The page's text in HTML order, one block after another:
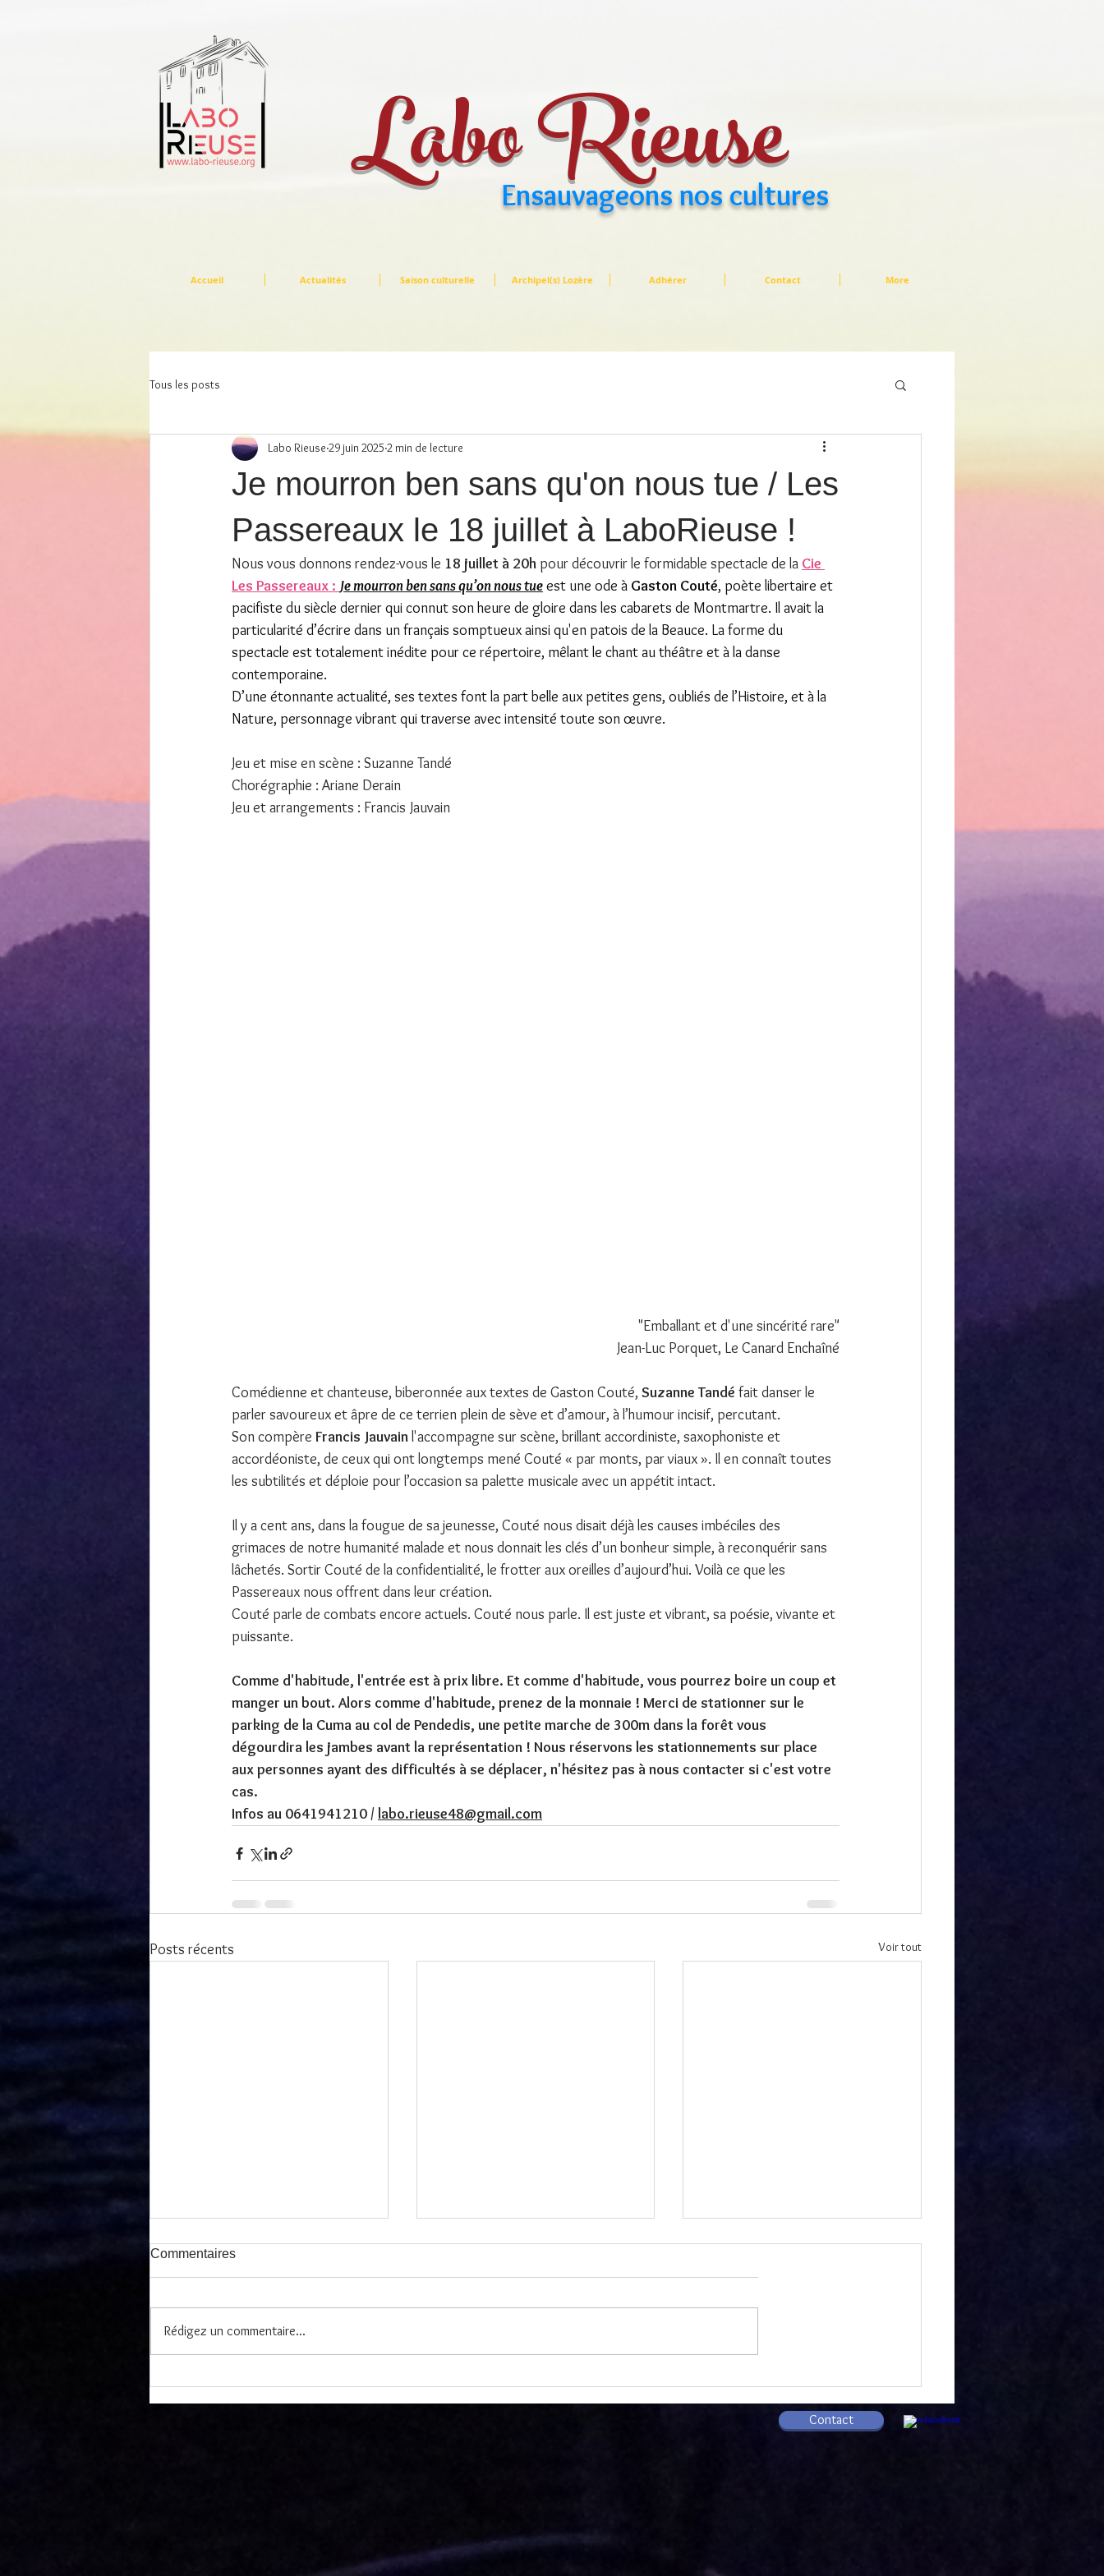
Labo Rieuse
Accueil Actualités Saison culturelle Archipel(s) Lozère Adhérer Contact More
Ensauvageons nos cultures
Tous les posts
Je mourron ben sans qu'on nous tue / Les
Passereaux le 18 juillet à LaboRieuse !
Labo Rieuse 29 juin 2025 2 min de lecture
Nous vous donnons rendez-vous le 18 juillet à 20h pour découvrir le formidable spectacle de la Cie
Les Passereaux : Je mourron ben sans qu’on nous tue est une ode à Gaston Couté, poète libertaire et
pacifiste du siècle dernier qui connut son heure de gloire dans les cabarets de Montmartre. Il avait la
particularité d’écrire dans un français somptueux ainsi qu'en patois de la Beauce. La forme du
spectacle est totalement inédite pour ce répertoire, mêlant le chant au théâtre et à la danse
contemporaine.
D’une étonnante actualité, ses textes font la part belle aux petites gens, oubliés de l’Histoire, et à la
Nature, personnage vibrant qui traverse avec intensité toute son œuvre.
Jeu et mise en scène : Suzanne Tandé
Chorégraphie : Ariane Derain
Jeu et arrangements : Francis Jauvain
"Emballant et d'une sincérité rare"
Jean-Luc Porquet, Le Canard Enchaîné
Comédienne et chanteuse, biberonnée aux textes de Gaston Couté, Suzanne Tandé fait danser le
parler savoureux et âpre de ce terrien plein de sève et d’amour, à l’humour incisif, percutant.
Son compère Francis Jauvain l'accompagne sur scène, brillant accordiniste, saxophoniste et
accordéoniste, de ceux qui ont longtemps mené Couté « par monts, par viaux ». Il en connaît toutes
les subtilités et déploie pour l’occasion sa palette musicale avec un appétit intact.
Il y a cent ans, dans la fougue de sa jeunesse, Couté nous disait déjà les causes imbéciles des
grimaces de notre humanité malade et nous donnait les clés d’un bonheur simple, à reconquérir sans
lâchetés. Sortir Couté de la confidentialité, le frotter aux oreilles d’aujourd’hui. Voilà ce que les
Passereaux nous offrent dans leur création.
Couté parle de combats encore actuels. Couté nous parle. Il est juste et vibrant, sa poésie, vivante et
puissante.
Comme d'habitude, l'entrée est à prix libre. Et comme d'habitude, vous pourrez boire un coup et
manger un bout. Alors comme d'habitude, prenez de la monnaie ! Merci de stationner sur le
parking de la Cuma au col de Pendedis, une petite marche de 300m dans la forêt vous
dégourdira les jambes avant la représentation ! Nous réservons les stationnements sur place
aux personnes ayant des difficultés à se déplacer, n'hésitez pas à nous contacter si c'est votre
cas.
Infos au 0641941210 / labo.rieuse48@gmail.com
Posts récents Voir tout
Commentaires
Rédigez un commentaire...
Contact